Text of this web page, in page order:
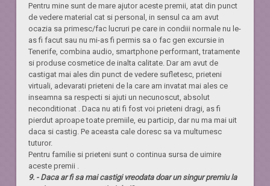
Pentru mine sunt de mare ajutor aceste premii, atat din punct
de vedere material cat si personal, in sensul ca am avut
ocazia sa primesc/fac lucruri pe care in condiii normale nu le-
as fi facut sau nu mi-as fi permis sa o fac gen excursie in
Tenerife, combina audio, smartphone performant, tratamente
si produse cosmetice de inalta calitate. Dar am avut de
castigat mai ales din punct de vedere sufletesc, prieteni
virtuali, adevarati prieteni de la care am invatat mai ales ce
inseamna sa respecti si ajuti un necunoscut, absolut
neconditionat . Daca nu ati fi fost voi prieteni dragi, as fi
pierdut aproape toate premiile, eu particip, dar nu ma mai uit
daca si castig. Pe aceasta cale doresc sa va multumesc
tuturor.
Pentru familie si prieteni sunt o continua sursa de uimire
aceste premii .
9. - Daca ar fi sa mai castigi vreodata doar un singur premiu la